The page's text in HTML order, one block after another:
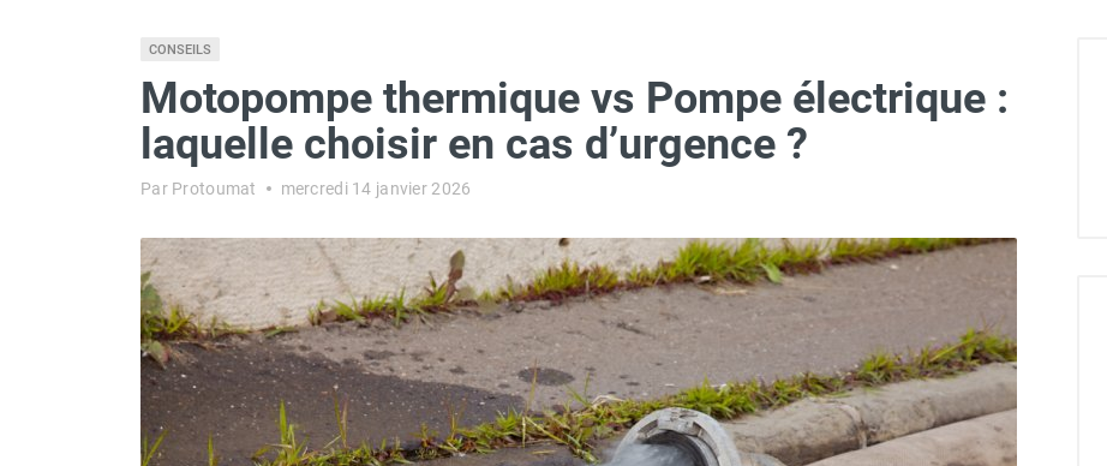
SCIAGE ET FORAGE
ÉCLAIRAGE DE CHANTIER
TRAVAIL DU BÉTON
MALAXEUR
MATÉRIEL DE DÉMOLITION
COMPRESSEUR DE CHANTIER
TRAVAIL EN HAUTEUR
ÉQUIPEMENT DE CHANTIER
ROUTIER
MACHINE DE PROJECTION ET
COULAGE
CONSEILS
Motopompe thermique vs Pompe électrique :
laquelle choisir en cas d’urgence ?
Par Protoumat mercredi 14 janvier 2026